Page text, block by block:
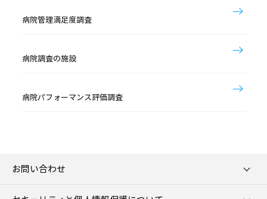
病院管理満足度調査
病院調査の施設
病院パフォーマンス評価調査
お問い合わせ